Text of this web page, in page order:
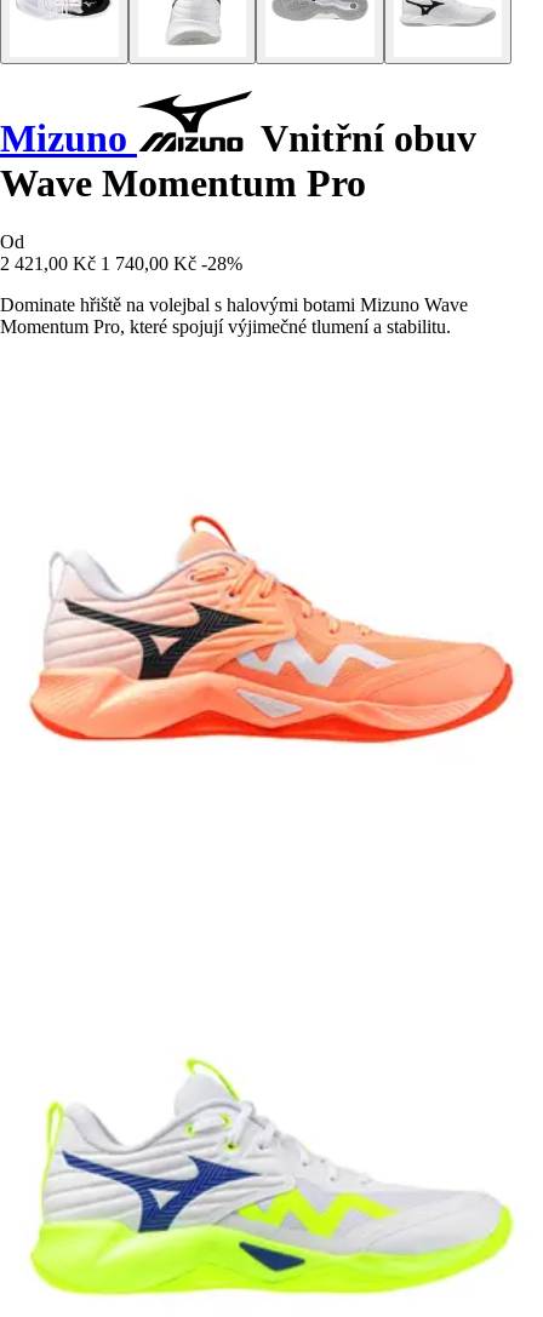
Mizuno
Vnitřní obuv
Wave Momentum Pro
Od
2 421,00 Kč 1 740,00 Kč -28%
Dominate hřiště na volejbal s halovými botami Mizuno Wave
Momentum Pro, které spojují výjimečné tlumení a stabilitu.